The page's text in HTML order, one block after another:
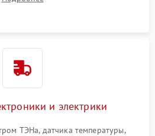
а манжеты люка на разрывы.
и электрики
ТЭНа, датчика температуры,